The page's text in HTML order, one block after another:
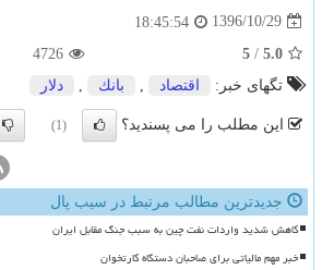
1396/10/29
18:45:54
5.0
/
5
4726
تگهای خبر:
اقتصاد بانك دلار
این مطلب را می پسندید؟ (1)
جدیدترین مطالب مرتبط در سیب پال
کاهش شدید واردات نفت چین به سبب جنگ مقابل ایران
خبر مهم مالیاتی برای صاحبان دستگاه کارتخوان